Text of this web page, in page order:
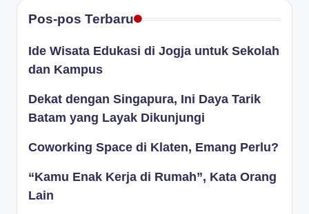
Pos-pos Terbaru
Ide Wisata Edukasi di Jogja untuk Sekolah
dan Kampus
Dekat dengan Singapura, Ini Daya Tarik
Batam yang Layak Dikunjungi
Coworking Space di Klaten, Emang Perlu?
“Kamu Enak Kerja di Rumah”, Kata Orang
Lain